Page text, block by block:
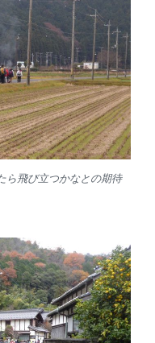
飛び立つかなとの期待